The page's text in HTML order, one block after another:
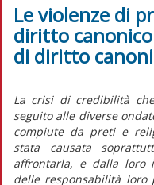
Le violenze di
diritto
di diritto
La crisi di credibilità
seguito alle diverse
compiute da preti e
stata causata
affrontarla, e dalla loro
delle responsabilità